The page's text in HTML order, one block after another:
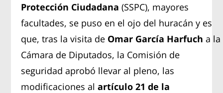
Protección Ciudadana (SSPC), mayores
facultades, se puso en el ojo del huracán y es
que, tras la visita de Omar García Harfuch a la
Cámara de Diputados, la Comisión de
seguridad aprobó llevar al pleno, las
modificaciones alartículo 21 de la